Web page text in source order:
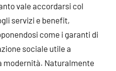
vale accordarsi col
servizi e benefit,
come i garanti di
sociale utile a
modernità. Naturalmente